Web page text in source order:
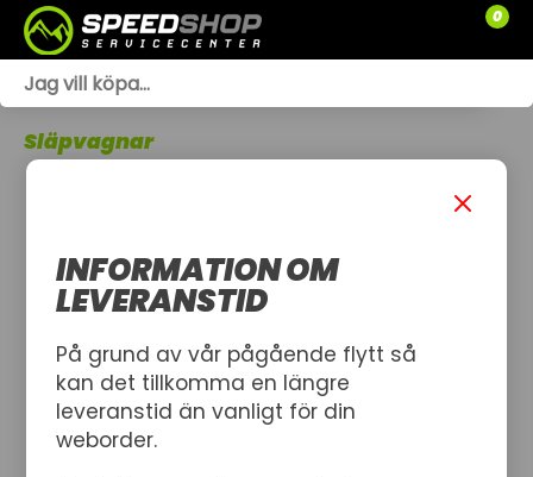
0
SLÄPVAGNAR
Släpvagnar
INFORMATION OM
LEVERANSTID
På grund av vår pågående flytt så
kan det tillkomma en längre
leveranstid än vanligt för din
weborder.